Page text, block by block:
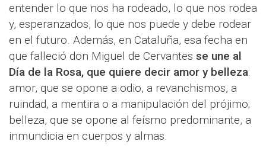
entender lo que nos ha rodeado, lo que nos rodea
y, esperanzados, lo que nos puede y debe rodear
en el futuro. Además, en Cataluña, esa fecha en
que falleció don Miguel de Cervantes se une al
Día de la Rosa, que quiere decir amor y belleza:
amor, que se opone a odio, a revanchismos, a
ruindad, a mentira o a manipulación del prójimo;
belleza, que se opone al feísmo predominante, a
inmundicia en cuerpos y almas.